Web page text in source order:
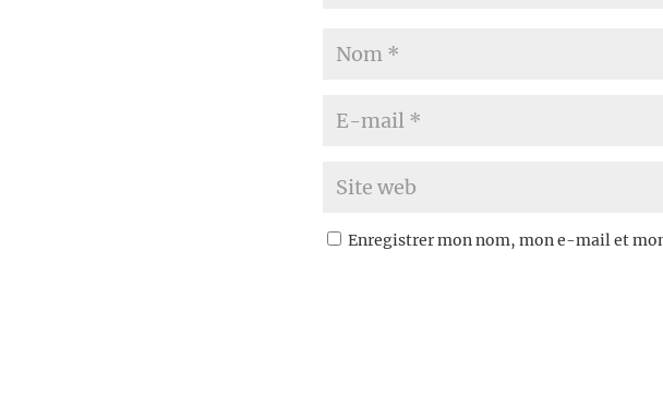
Enregistrer mon nom, mon e-mail et